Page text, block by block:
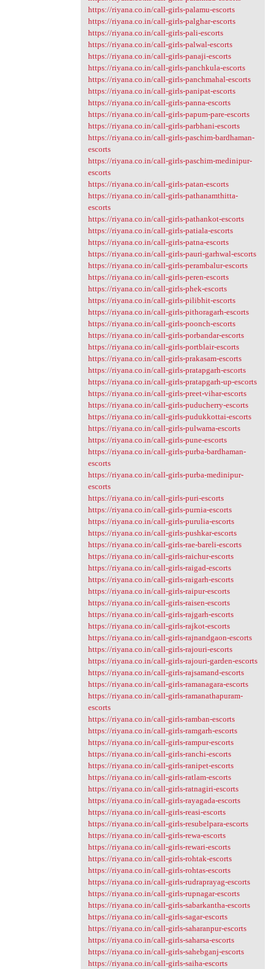
https://riyana.co.in/call-girls-palamu-escorts
https://riyana.co.in/call-girls-palghar-escorts
https://riyana.co.in/call-girls-pali-escorts
https://riyana.co.in/call-girls-palwal-escorts
https://riyana.co.in/call-girls-panaji-escorts
https://riyana.co.in/call-girls-panchkula-escorts
https://riyana.co.in/call-girls-panchmahal-escorts
https://riyana.co.in/call-girls-panipat-escorts
https://riyana.co.in/call-girls-panna-escorts
https://riyana.co.in/call-girls-papum-pare-escorts
https://riyana.co.in/call-girls-parbhani-escorts
https://riyana.co.in/call-girls-paschim-bardhaman-
escorts
https://riyana.co.in/call-girls-paschim-medinipur-
escorts
https://riyana.co.in/call-girls-patan-escorts
https://riyana.co.in/call-girls-pathanamthitta-
escorts
https://riyana.co.in/call-girls-pathankot-escorts
https://riyana.co.in/call-girls-patiala-escorts
https://riyana.co.in/call-girls-patna-escorts
https://riyana.co.in/call-girls-pauri-garhwal-escorts
https://riyana.co.in/call-girls-perambalur-escorts
https://riyana.co.in/call-girls-peren-escorts
https://riyana.co.in/call-girls-phek-escorts
https://riyana.co.in/call-girls-pilibhit-escorts
https://riyana.co.in/call-girls-pithoragarh-escorts
https://riyana.co.in/call-girls-poonch-escorts
https://riyana.co.in/call-girls-porbandar-escorts
https://riyana.co.in/call-girls-portblair-escorts
https://riyana.co.in/call-girls-prakasam-escorts
https://riyana.co.in/call-girls-pratapgarh-escorts
https://riyana.co.in/call-girls-pratapgarh-up-escorts
https://riyana.co.in/call-girls-preet-vihar-escorts
https://riyana.co.in/call-girls-puducherry-escorts
https://riyana.co.in/call-girls-pudukkottai-escorts
https://riyana.co.in/call-girls-pulwama-escorts
https://riyana.co.in/call-girls-pune-escorts
https://riyana.co.in/call-girls-purba-bardhaman-
escorts
https://riyana.co.in/call-girls-purba-medinipur-
escorts
https://riyana.co.in/call-girls-puri-escorts
https://riyana.co.in/call-girls-purnia-escorts
https://riyana.co.in/call-girls-purulia-escorts
https://riyana.co.in/call-girls-pushkar-escorts
https://riyana.co.in/call-girls-rae-bareli-escorts
https://riyana.co.in/call-girls-raichur-escorts
https://riyana.co.in/call-girls-raigad-escorts
https://riyana.co.in/call-girls-raigarh-escorts
https://riyana.co.in/call-girls-raipur-escorts
https://riyana.co.in/call-girls-raisen-escorts
https://riyana.co.in/call-girls-rajgarh-escorts
https://riyana.co.in/call-girls-rajkot-escorts
https://riyana.co.in/call-girls-rajnandgaon-escorts
https://riyana.co.in/call-girls-rajouri-escorts
https://riyana.co.in/call-girls-rajouri-garden-escorts
https://riyana.co.in/call-girls-rajsamand-escorts
https://riyana.co.in/call-girls-ramanagara-escorts
https://riyana.co.in/call-girls-ramanathapuram-
escorts
https://riyana.co.in/call-girls-ramban-escorts
https://riyana.co.in/call-girls-ramgarh-escorts
https://riyana.co.in/call-girls-rampur-escorts
https://riyana.co.in/call-girls-ranchi-escorts
https://riyana.co.in/call-girls-ranipet-escorts
https://riyana.co.in/call-girls-ratlam-escorts
https://riyana.co.in/call-girls-ratnagiri-escorts
https://riyana.co.in/call-girls-rayagada-escorts
https://riyana.co.in/call-girls-reasi-escorts
https://riyana.co.in/call-girls-resubelpara-escorts
https://riyana.co.in/call-girls-rewa-escorts
https://riyana.co.in/call-girls-rewari-escorts
https://riyana.co.in/call-girls-rohtak-escorts
https://riyana.co.in/call-girls-rohtas-escorts
https://riyana.co.in/call-girls-rudraprayag-escorts
https://riyana.co.in/call-girls-rupnagar-escorts
https://riyana.co.in/call-girls-sabarkantha-escorts
https://riyana.co.in/call-girls-sagar-escorts
https://riyana.co.in/call-girls-saharanpur-escorts
https://riyana.co.in/call-girls-saharsa-escorts
https://riyana.co.in/call-girls-sahebganj-escorts
https://riyana.co.in/call-girls-saiha-escorts